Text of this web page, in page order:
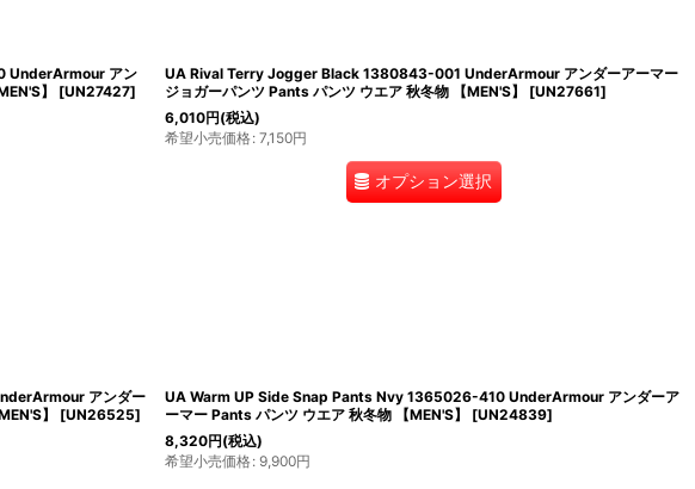
UnderArmour アン
】
[UN27427]
UA Rival Terry Jogger Black 1380843-001 UnderArmour アンダーアーマー
ジョガーパンツ Pants パンツ ウエア 秋冬物 【MEN'S】
[UN27661]
6,010円(税込)
希望小売価格: 7,150円
オプション選択
アンダー
】
[UN26525]
UA Warm UP Side Snap Pants Nvy 1365026-410 UnderArmour アンダーア
ーマー Pants パンツ ウエア 秋冬物 【MEN'S】
[UN24839]
8,320円(税込)
希望小売価格: 9,900円